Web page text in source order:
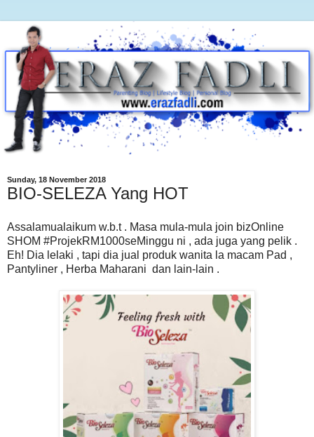
Sunday, 18 November 2018
BIO-SELEZA Yang HOT
Assalamualaikum w.b.t . Masa mula-mula join bizOnline
SHOM #ProjekRM1000seMinggu ni , ada juga yang pelik .
Eh! Dia lelaki , tapi dia jual produk wanita la macam Pad ,
Pantyliner , Herba Maharani dan lain-lain .